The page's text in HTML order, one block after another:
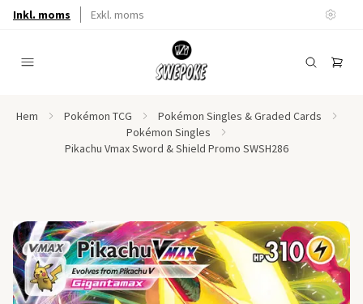
Inkl. moms Exkl. moms
Hem Pokémon TCG
Pokémon Singles & Graded Cards
Pokémon Singles
Pikachu Vmax Sword & Shield Promo SWSH286